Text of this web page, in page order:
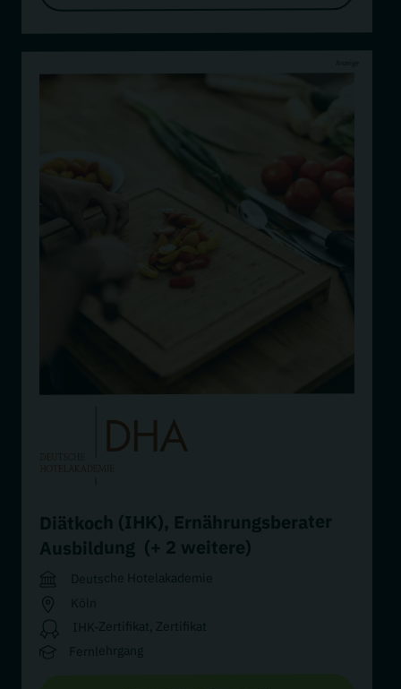
Diätkoch (IHK), Ernährungsberater
Ausbildung (+ 2 weitere)
Deutsche Hotelakademie
Köln
IHK-Zertifikat, Zertifikat
Fernlehrgang